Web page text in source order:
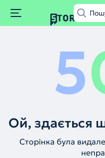
5
Ой, здається
Сторінка була